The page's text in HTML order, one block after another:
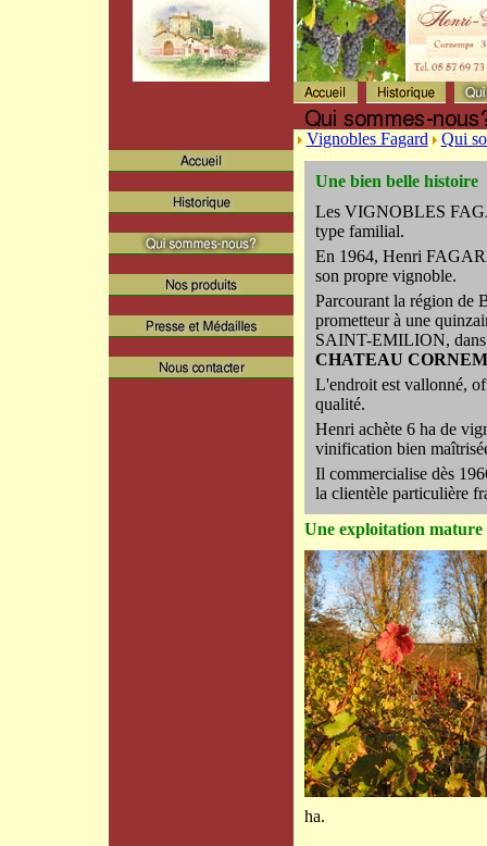
Vignobles Fagard Qui
Une bien belle histoire
Les VIGNOBLES
type familial.
En 1964, Henri
son propre vignoble.
Parcourant la région
prometteur à une
SAINT-EMILION,
CHATEAU
L'endroit est vallonné,
qualité.
Henri achète 6 ha de
vinification bien
Il commercialise dès
la clientèle particulière
Une exploitation mature
ha.